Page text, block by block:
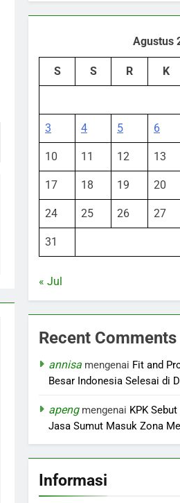
Agustus
S S R K
3 4 5 6
10 11 12 13
17 18 19 20
24 25 26 27
31
« Jul
Recent Comments
annisa mengenai Fit and
Besar Indonesia Selesai di
apengmengenai KPK
Jasa Sumut Masuk Zona
Informasi